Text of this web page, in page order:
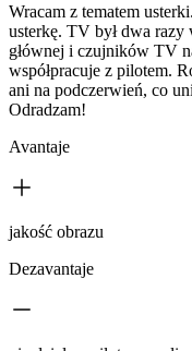
Wracam z tematem
usterkę. TV był dwa
głównej i czujników TV
współpracuje z pilotem.
ani na podczerwień, co
Odradzam!
Avantaje
jakość obrazu
Dezavantaje